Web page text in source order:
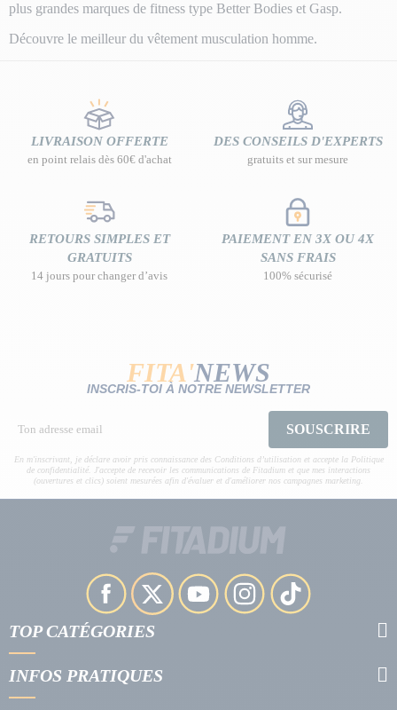
plus grandes marques de fitness type Better Bodies et Gasp.
Découvre le meilleur du vêtement musculation homme.
LIVRAISON OFFERTE
en point relais dès 60€ d'achat
DES CONSEILS D'EXPERTS
gratuits et sur mesure
RETOURS SIMPLES ET
GRATUITS
14 jours pour changer d’avis
PAIEMENT EN 3X OU 4X
SANS FRAIS
100% sécurisé
FITA'NEWS
INSCRIS-TOI À NOTRE NEWSLETTER
SOUSCRIRE
En m'inscrivant, je déclare avoir pris connaissance des Conditions d’utilisation et accepte la Politique
de confidentialité. J'accepte de recevoir les communications de Fitadium et que mes interactions
(ouvertures et clics) soient mesurées afin d'évaluer et d'améliorer nos campagnes marketing.
TOP CATÉGORIES
INFOS PRATIQUES